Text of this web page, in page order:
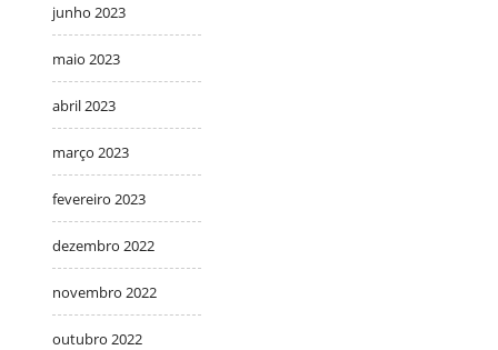
junho 2023
maio 2023
abril 2023
março 2023
fevereiro 2023
dezembro 2022
novembro 2022
outubro 2022